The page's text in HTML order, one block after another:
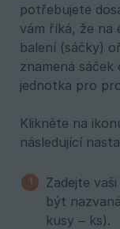
potřebujete
vám říká, že na
balení (sáčky)
znamená
jednotka pro
Klikněte na
následující
Zadejte
být
kusy – ks).